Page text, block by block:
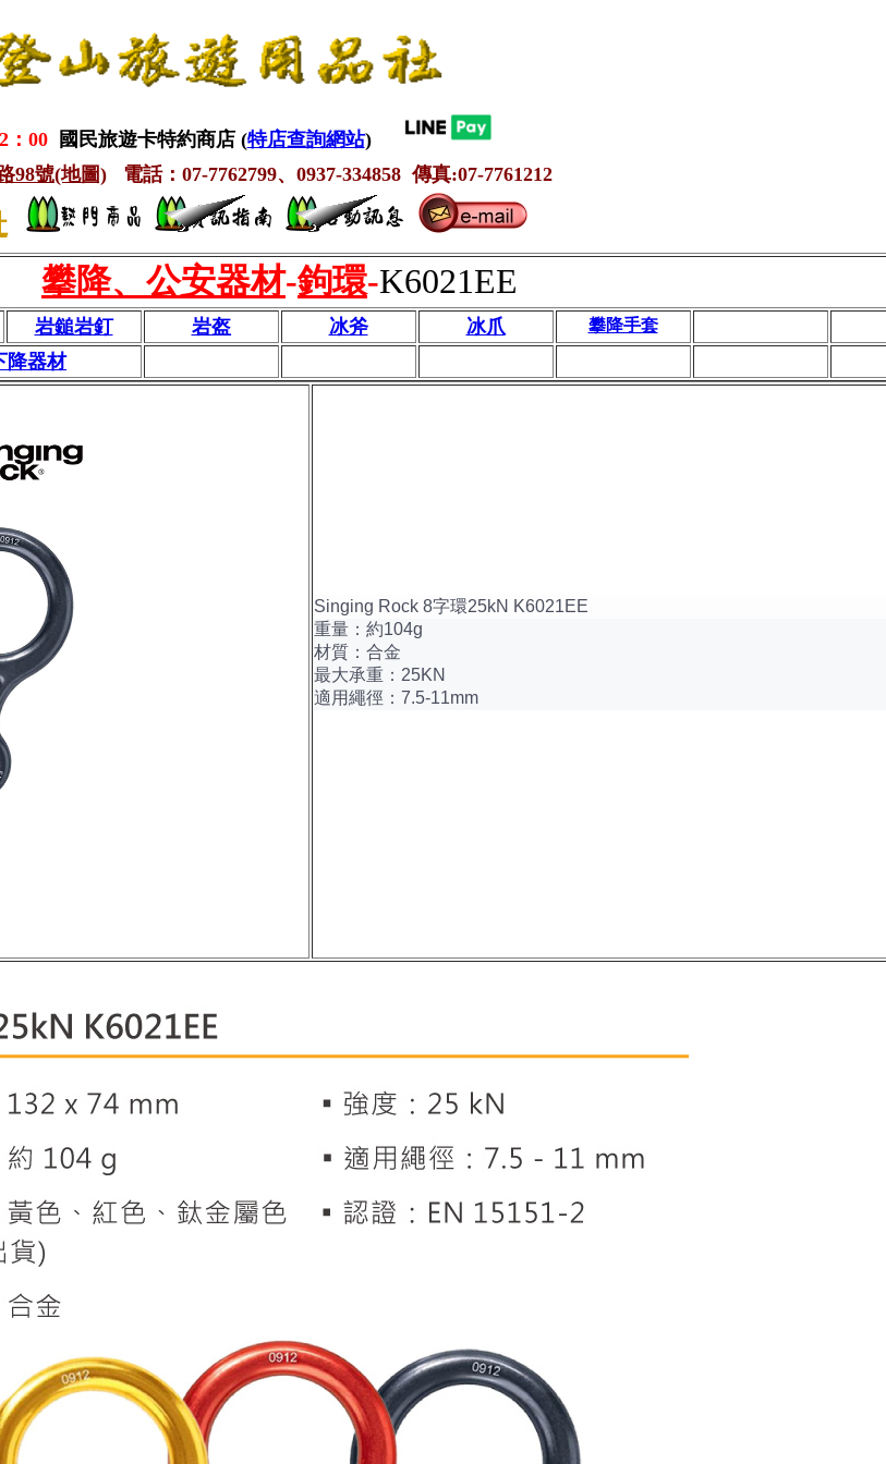
：00 國民旅遊卡特約商店 (特店查詢網站)
98號(地圖) 電話：07-7762799、0937-334858 傳真:07-7761212
攀降、公安器材-鉤環-K6021EE
岩鎚岩釘 岩盔 冰斧 冰爪 攀降手套
降器材
Singing Rock 8字環25kN K6021EE
重量：約104g
材質：合金
最大承重：25KN
適用繩徑：7.5-11mm